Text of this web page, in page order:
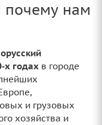
нам
годах в городе
и грузовых
хозяйства и